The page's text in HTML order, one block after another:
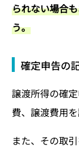
られない場合
う。
確定申告の
譲渡所得の確
費、譲渡費用
また、その取